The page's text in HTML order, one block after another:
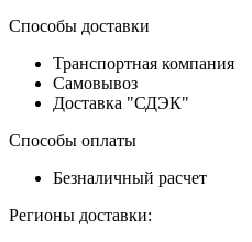
Способы доставки
Транспортная компания
Самовывоз
Доставка "СДЭК"
Способы оплаты
Безналичный расчет
Регионы доставки: